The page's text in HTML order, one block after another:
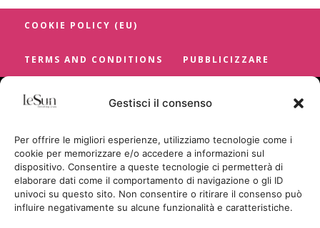
Gestisci il consenso
Per offrire le migliori esperienze, utilizziamo tecnologie come i
cookie per memorizzare e/o accedere a informazioni sul
dispositivo. Consentire a queste tecnologie ci permetterà di
elaborare dati come il comportamento di navigazione o gli ID
univoci su questo sito. Non consentire o ritirare il consenso può
influire negativamente su alcune funzionalità e caratteristiche.
COOKIE POLICY (EU)
TERMS AND CONDITIONS PUBBLICIZZARE